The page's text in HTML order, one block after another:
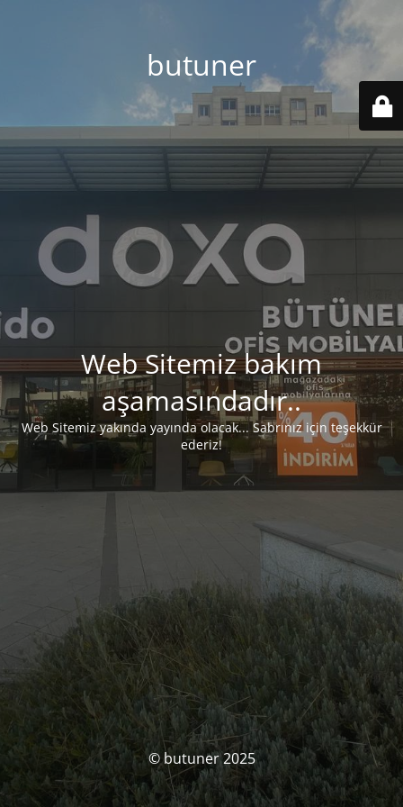
butuner
Web Sitemiz bakım
aşamasındadır..
Web Sitemiz yakında yayında olacak... Sabrınız için teşekkür
ederiz!
© butuner 2025